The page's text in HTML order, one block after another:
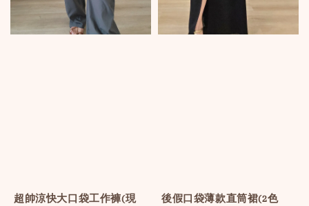
超帥涼快大口袋工作褲(現
後假口袋薄款直筒裙(2色